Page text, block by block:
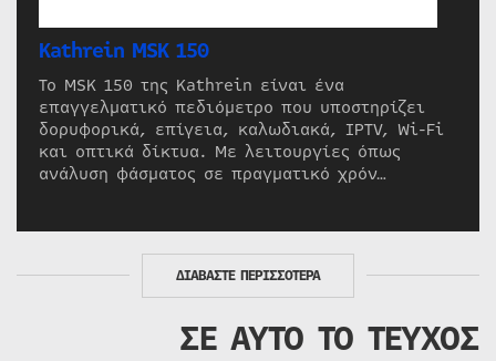
Kathrein MSK 150
Το MSK 150 της Kathrein είναι ένα
επαγγελματικό πεδιόμετρο που υποστηρίζει
δορυφορικά, επίγεια, καλωδιακά, IPTV, Wi-Fi
και οπτικά δίκτυα. Με λειτουργίες όπως
ανάλυση φάσματος σε πραγματικό χρόν…
ΔΙΑΒΑΣΤΕ ΠΕΡΙΣΣΟΤΕΡΑ
ΣΕ ΑΥΤΟ ΤΟ ΤΕΥΧΟΣ